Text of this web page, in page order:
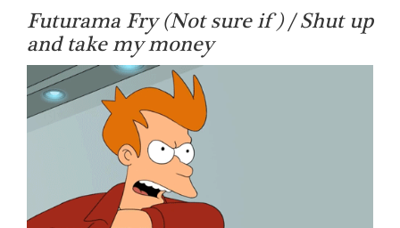
Futurama Fry (Not sure if ) / Shut up
and take my money